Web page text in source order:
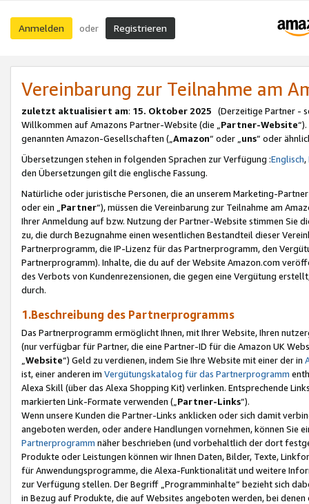
Anmelden oder Registrieren
Vereinbarung zur Teilnahme am
zuletzt aktualisiert am: 15. Oktober 2025 (Derzeitige Partner -
Willkommen auf Amazons Partner-Website (die „Partner-Website
genannten Amazon-Gesellschaften („Amazon“ oder „uns“ oder
Übersetzungen stehen in folgenden Sprachen zur Verfügung :Englisch,
den Übersetzungen gilt die englische Fassung.
Natürliche oder juristische Personen, die an unserem Marketing-
oder ein „Partner“), müssen die Vereinbarung zur Teilnahme am
Ihrer Anmeldung auf bzw. Nutzung der Partner-Website stimmen Sie
zu, die durch Bezugnahme einen wesentlichen Bestandteil dieser
Partnerprogramm, die IP-Lizenz für das Partnerprogramm, den
Partnerprogramm). Inhalte, die du auf der Website Amazon.com
des Verbots von Kundenrezensionen, die gegen eine Vergütung
durch.
1.Beschreibung des Partnerprogramms
Das Partnerprogramm ermöglicht Ihnen, mit Ihrer Website, Ihren
(nur verfügbar für Partner, die eine Partner-ID für die Amazon UK
Website“) Geld zu verdienen, indem Sie Ihre Website mit einer der in
ist, einer anderen im Vergütungskatalog für das Partnerprogramm
Alexa Skill (über das Alexa Shopping Kit) verlinken. Entsprechende
markierten Link-Formate verwenden („ Partner-Links“).
Wenn unsere Kunden die Partner-Links anklicken oder sich damit
angeboten werden, oder andere Handlungen vornehmen, können Sie
Partnerprogramm näher beschrieben (und vorbehaltlich der dort
Produkte oder Leistungen können wir Ihnen Daten, Bilder, Texte,
für Anwendungsprogramme, die Alexa-Funktionalität und weitere
zur Verfügung stellen. Der Begriff „Programminhalte“ bezieht sich
in Bezug auf Produkte, die auf Websites angeboten werden, bei